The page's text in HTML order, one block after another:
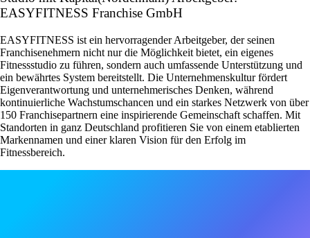
EASYFITNESS Franchise GmbH
EASYFITNESS ist ein hervorragender Arbeitgeber, der seinen
Franchisenehmern nicht nur die Möglichkeit bietet, ein eigenes
Fitnessstudio zu führen, sondern auch umfassende Unterstützung und
ein bewährtes System bereitstellt. Die Unternehmenskultur fördert
Eigenverantwortung und unternehmerisches Denken, während
kontinuierliche Wachstumschancen und ein starkes Netzwerk von über
150 Franchisepartnern eine inspirierende Gemeinschaft schaffen. Mit
Standorten in ganz Deutschland profitieren Sie von einem etablierten
Markennamen und einer klaren Vision für den Erfolg im
Fitnessbereich.